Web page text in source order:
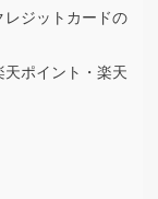
ジットカードの
ポイント・楽天